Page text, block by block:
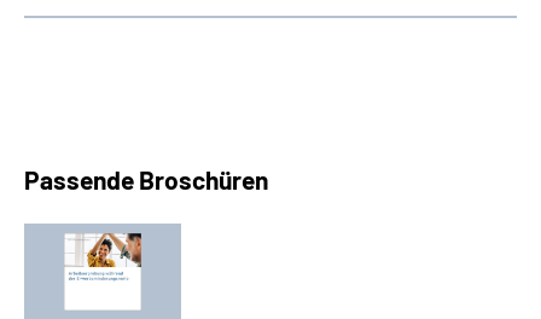
Passende Broschüren